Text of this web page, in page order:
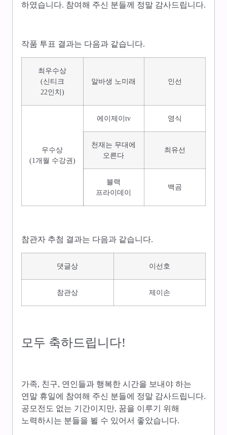
하였습니다. 참여해 주신 분들께 정말 감사드립니다.
작품 투표 결과는 다음과 같습니다.
최우수상
(신티크
22인치)
알바생 노미래 인선
우수상
(1개월 수강권)
에이제이tv 영식
천재는 무대에
오른다
최유선
블랙
프라이데이
백곰
참관자 추첨 결과는 다음과 같습니다.
댓글상 이선호
참관상 제이손
모두 축하드립니다!
가족, 친구, 연인들과 행복한 시간을 보내야 하는
연말 휴일에 참여해 주신 분들에 정말 감사드립니다.
공모전도 없는 기간이지만, 꿈을 이루기 위해
노력하시는 분들을 뵐 수 있어서 좋았습니다.